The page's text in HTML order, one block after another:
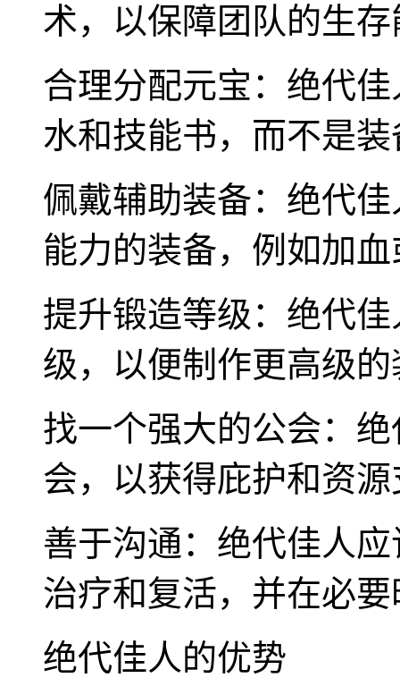
术，以保障团队的生
合理分配元宝：绝代
水和技能书，而不是装
佩戴辅助装备：绝代
能力的装备，例如加
提升锻造等级：绝代
级，以便制作更高级
找一个强大的公会：
会，以获得庇护和资
善于沟通：绝代佳人
治疗和复活，并在必
绝代佳人的优势